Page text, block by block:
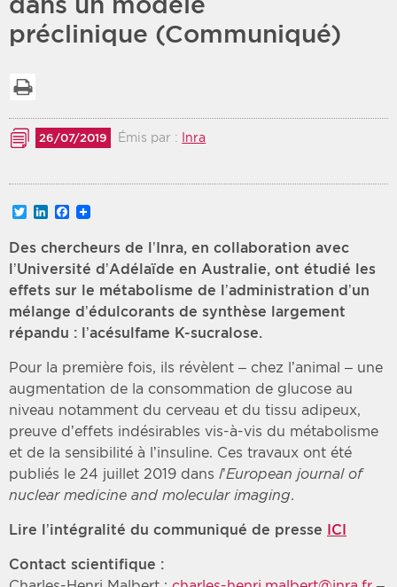
Choisir une date de débutChoisir une date de fin
Inversé
préclinique (Communiqué)
26/07/2019 Émis par : Inra
TwitterLinkedInFacebook
Des chercheurs de l’Inra, en collaboration avec
l’Université d’Adélaïde en Australie, ont étudié les
effets sur le métabolisme de l’administration d’un
mélange d’édulcorants de synthèse largement
répandu : l’acésulfame K-sucralose.
Pour la première fois, ils révèlent – chez l’animal – une
augmentation de la consommation de glucose au
niveau notamment du cerveau et du tissu adipeux,
preuve d’effets indésirables vis-à-vis du métabolisme
et de la sensibilité à l’insuline. Ces travaux ont été
publiés le 24 juillet 2019 dans l’European journal of
nuclear medicine and molecular imaging.
Lire l’intégralité du communiqué de presse ICI
Contact scientifique :